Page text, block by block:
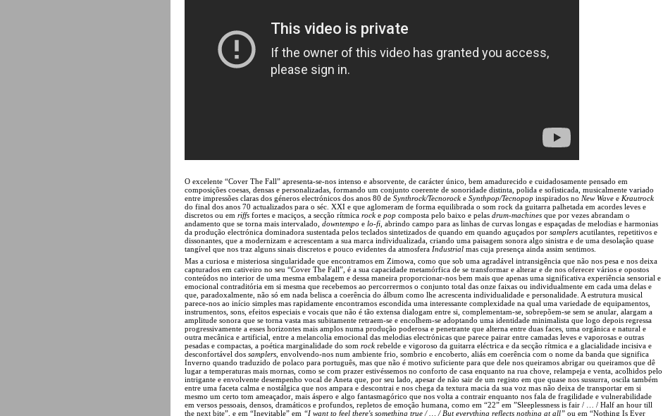
O excelente “Cover The Fall” apresenta-se-nos intenso e absorvente, de carácter único, bem amadurecido e cuidadosamente pensado em
composições coesas, densas e personalizadas, formando um conjunto coerente de sonoridade distinta, polida e sofisticada, musicalmente variado
entre impressões claras dos géneros electrónicos dos anos 80 de Synthrock/Tecnorock e Synthpop/Tecnopop inspirados no New Wave e Krautrock
do final dos anos 70 actualizados para o séc. XXI e que aglomeram de forma equilibrada o som rock da guitarra palhetada em acordes leves e
discretos ou em riffs fortes e maciços, a secção rítmica rock e pop composta pelo baixo e pelas drum-machines que por vezes abrandam o
andamento que se torna mais intervalado, downtempo e lo-fi , abrindo campo para as linhas de curvas longas e espaçadas de melodias e harmonias
da produção electrónica dominadora sustentada pelos teclados sintetizados de quando em quando aguçados por samplers acutilantes, repetitivos e
dissonantes, que a modernizam e acrescentam a sua marca individualizada, criando uma paisagem sonora algo sinistra e de uma desolação quase
tangível que nos traz alguns sinais discretos e pouco evidentes da atmosfera Industrial mas cuja presença ainda assim sentimos.
Mas a curiosa e misteriosa singularidade que encontramos em Zimowa, como que sob uma agradável intransigência que não nos pesa e nos deixa
capturados em cativeiro no seu “Cover The Fall”, é a sua capacidade metamórfica de se transformar e alterar e de nos oferecer vários e opostos
conteúdos no interior de uma mesma embalagem e dessa maneira proporcionar-nos bem mais que apenas uma significativa experiência sensorial e
emocional contraditória em si mesma que recebemos ao percorrermos o conjunto total das onze faixas ou individualmente em cada uma delas e
que, paradoxalmente, não só em nada belisca a coerência do álbum como lhe acrescenta individualidade e personalidade. A estrutura musical
parece-nos ao início simples mas rapidamente encontramos escondida uma interessante complexidade na qual uma variedade de equipamentos,
instrumentos, sons, efeitos especiais e vocais que não é tão extensa dialogam entre si, complementam-se, sobrepõem-se sem se anular, alargam a
amplitude sonora que se torna vasta mas subitamente retraem-se e encolhem-se adoptando uma identidade minimalista que logo depois regressa
progressivamente a esses horizontes mais amplos numa produção poderosa e penetrante que alterna entre duas faces, uma orgânica e natural e
outra mecânica e artificial, entre a melancolia emocional das melodias electrónicas que parece pairar entre camadas leves e vaporosas e outras
pesadas e compactas, a poética marginalidade do som rock rebelde e vigoroso da guitarra eléctrica e da secção rítmica e a glacialidade incisiva e
desconfortável dos samplers , envolvendo-nos num ambiente frio, sombrio e encoberto, aliás em coerência com o nome da banda que significa
Inverno quando traduzido de polaco para português, mas que não é motivo suficiente para que dele nos queiramos abrigar ou queiramos que dê
lugar a temperaturas mais mornas, como se com prazer estivéssemos no conforto de casa enquanto na rua chove, relampeja e venta, acolhidos pelo
intrigante e envolvente desempenho vocal de Aneta que, por seu lado, apesar de não sair de um registo em que quase nos sussurra, oscila também
entre uma faceta calma e nostálgica que nos ampara e descontrai e nos chega da textura macia da sua voz mas não deixa de transportar em si
mesmo um certo tom ameaçador, mais áspero e algo fantasmagórico que nos volta a contrair enquanto nos fala de fragilidade e vulnerabilidade
em versos pessoais, densos, dramáticos e profundos, repletos de emoção humana, como em “22” em ”Sleeplessness is fair / … / Half an hour till
the next bite”, e em “Inevitable” em “I want to feel there's something true / … / But everything reflects nothing at all” ou em “Nothing Is Ever